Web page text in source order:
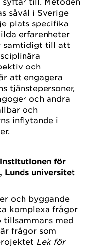
såväl i Sverige
plats specifika
erfarenheter
samtidigt till att
och
att engagera
tjänstepersoner,
och andra
och
inflytande i
för
universitet
och byggande
komplexa frågor
med
frågor som
Lek för